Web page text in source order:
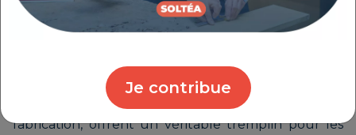
Je contribue
outils de fabrication modernes : imprimantes 3D,
découpeuses laser, fraiseuses numériques et bien
de créer des pièces uniques.
makerspaces, ces tiers-lieux dédiés à la
fabrication, offrent un véritable tremplin pour les